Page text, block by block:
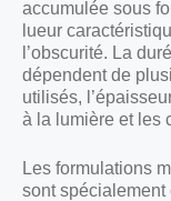
accumulée sous
lueur
l’obscurité. La
dépendent de
utilisés,
à la lumière et les
Les formulations
sont spécialement